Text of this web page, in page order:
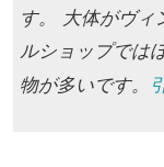
す。 大体がヴィ
ルショップでは
物が多いです。